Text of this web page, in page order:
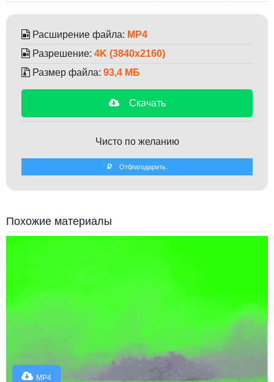
Расширение файла: MP4
Разрешение: 4K (3840x2160)
Размер файла: 93,4 МБ
Скачать
Чисто по желанию
Отблагодарить.
Похожие материалы
MP4